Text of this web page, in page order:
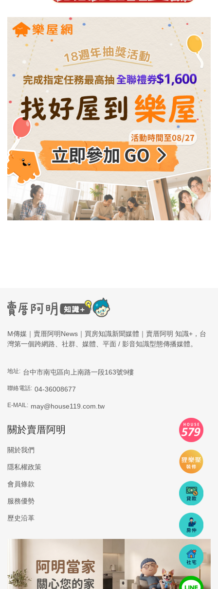
M傳媒｜賣厝阿明News｜買房知識新聞媒體｜賣厝阿明 知識+，台
灣第一個跨網路、社群、媒體、平面 / 影音知識型態傳播媒體。
地址: 台中市南屯區向上南路一段163號9樓
聯絡電話: 04-36008677
E-MAIL: may@house119.com.tw
關於賣厝阿明
關於我們
隱私權政策
會員條款
服務優勢
歷史沿革